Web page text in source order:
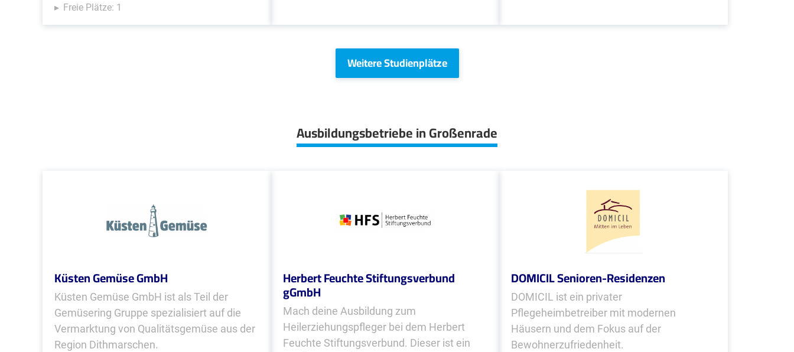
Freie Plätze: 1
Weitere Studienplätze
Ausbildungsbetriebe in Großenrade
Küsten Gemüse GmbH
Küsten Gemüse GmbH ist als Teil der
Gemüsering Gruppe spezialisiert auf die
Vermarktung von Qualitätsgemüse aus der
Region Dithmarschen.
Herbert Feuchte Stiftungsverbund
gGmbH
Mach deine Ausbildung zum
Heilerziehungspfleger bei dem Herbert
Feuchte Stiftungsverbund. Dieser ist ein
DOMICIL Senioren-Residenzen
DOMICIL ist ein privater
Pflegeheimbetreiber mit modernen
Häusern und dem Fokus auf der
Bewohnerzufriedenheit.